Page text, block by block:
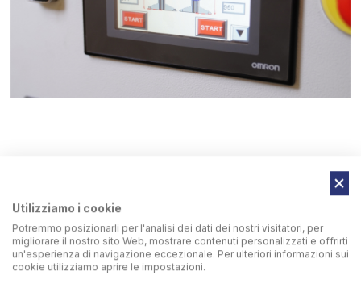
Teach Control System "TCS"
Utilizziamo i cookie
Potremmo posizionarli per l'analisi dei dati dei nostri visitatori, per
migliorare il nostro sito Web, mostrare contenuti personalizzati e offrirti
un'esperienza di navigazione eccezionale. Per ulteriori informazioni sui
cookie utilizziamo aprire le impostazioni.